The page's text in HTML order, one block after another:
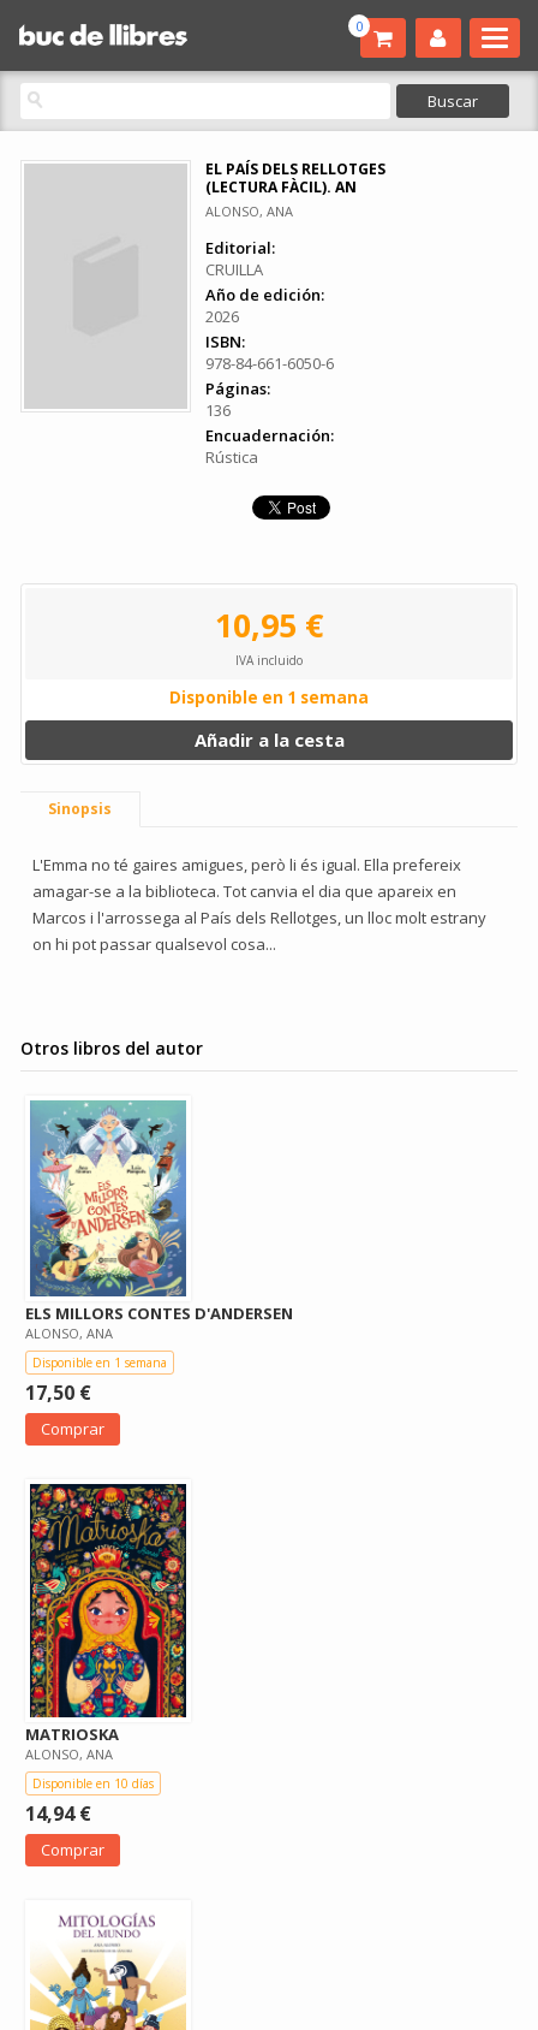
0
EL PAÍS DELS RELLOTGES
(LECTURA FÀCIL). AN
ALONSO, ANA
Editorial:
CRUILLA
Año de edición:
2026
ISBN:
978-84-661-6050-6
Páginas:
136
Encuadernación:
Rústica
10,95 €
IVA incluido
Disponible en 1 semana
Añadir a la cesta
Sinopsis
L'Emma no té gaires amigues, però li és igual. Ella prefereix
amagar-se a la biblioteca. Tot canvia el dia que apareix en
Marcos i l'arrossega al País dels Rellotges, un lloc molt estrany
on hi pot passar qualsevol cosa...
Otros libros del autor
ELS MILLORS CONTES D'ANDERSEN
ALONSO, ANA
Disponible en 1 semana
17,50 €
Comprar
MATRIOSKA
ALONSO, ANA
Disponible en 10 días
14,94 €
Comprar